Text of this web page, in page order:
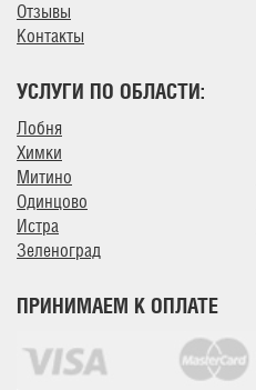
Отзывы
Контакты
УСЛУГИ ПО ОБЛАСТИ:
Лобня
Химки
Митино
Одинцово
Истра
Зеленоград
ПРИНИМАЕМ К ОПЛАТЕ